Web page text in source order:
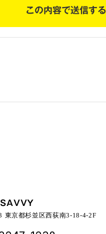
この内容で送信する
東京都杉並区西荻南3-18-4-2F